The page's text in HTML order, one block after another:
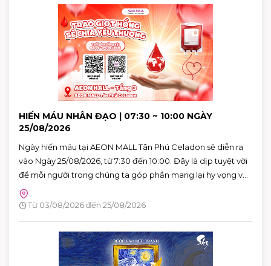
HIẾN MÁU NHÂN ĐẠO | 07:30 ~ 10:00 NGÀY
25/08/2026
Ngày hiến máu tại AEON MALL Tân Phú Celadon sẽ diễn ra
vào Ngày 25/08/2026, từ 7:30 đến 10:00. Đây là dịp tuyệt vời
để mỗi người trong chúng ta góp phần mang lại hy vọng và
cứu sống những người bệnh đang cần máu trong cuộc
sống. Hãy đến tham gia và cùng lan tỏa thông điệp yêu
Từ 03/08/2026 đến 25/08/2026